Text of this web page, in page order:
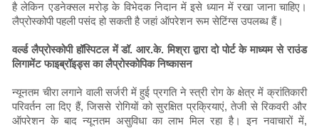
है लेकिन एडनेक्सल मरोड़ के विभेदक निदान में इसे ध्यान में रखा जाना चाहिए।
लैप्रोस्कोपी पहली पसंद हो सकती है जहां ऑपरेशन रूम सेटिंग्स उपलब्ध हैं।
वर्ल्ड लैप्रोस्कोपी हॉस्पिटल में डॉ. आर.के. मिश्रा द्वारा दो पोर्ट के माध्यम से राउंड
लिगामेंट फाइब्रॉइड्स का लैप्रोस्कोपिक निष्कासन
न्यूनतम चीरा लगाने वाली सर्जरी में हुई प्रगति ने स्त्री रोग के क्षेत्र में क्रांतिकारी
परिवर्तन ला दिए हैं, जिससे रोगियों को सुरक्षित प्रक्रियाएं, तेजी से रिकवरी और
ऑपरेशन के बाद न्यूनतम असुविधा का लाभ मिल रहा है। इन नवाचारों में,